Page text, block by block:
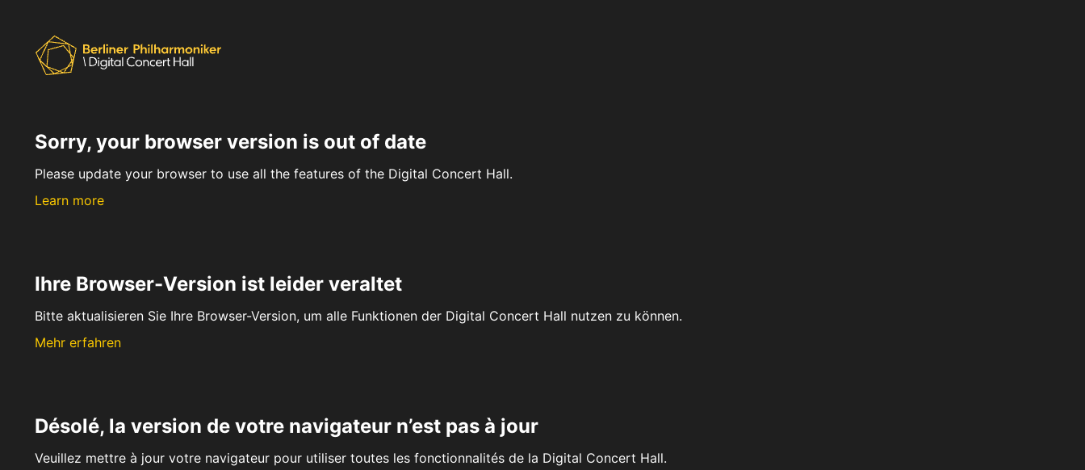
Sorry, your browser version is out of date
Please update your browser to use all the features of the Digital Concert Hall.
Learn more
Ihre Browser-Version ist leider veraltet
Bitte aktualisieren Sie Ihre Browser-Version, um alle Funktionen der Digital Concert Hall nutzen zu können.
Mehr erfahren
Désolé, la version de votre navigateur n’est pas à jour
Veuillez mettre à jour votre navigateur pour utiliser toutes les fonctionnalités de la Digital Concert Hall.